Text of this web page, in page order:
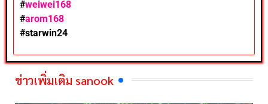
#weiwei168
#arom168
#starwin24
ข่าวเพิ่มเติม sanook